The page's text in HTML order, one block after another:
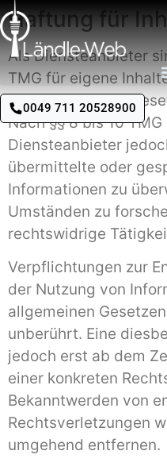
0049 711 20528900
Haftung für
Als Diensteanbieter
TMG für eigene
den allgemeinen
Nach §§ 8 bis 10
Diensteanbieter
übermittelte oder
Informationen zu
Umständen zu
rechtswidrige
Verpflichtungen zur
der Nutzung von
allgemeinen
unberührt. Eine
jedoch erst ab dem
einer konkreten
Bekanntwerden von
Rechtsverletzungen
umgehend entfernen.